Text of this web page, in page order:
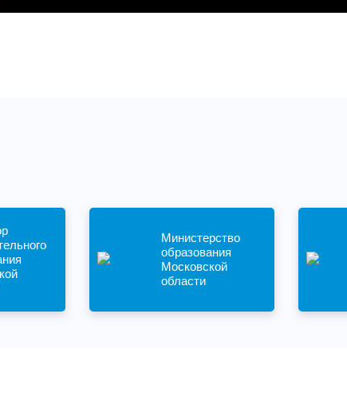
Министерство
образования
Московской
области